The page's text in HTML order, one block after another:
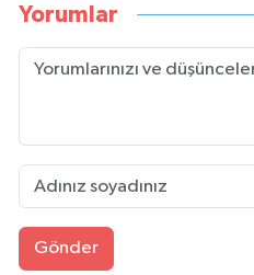
Yorumlar
Gönder